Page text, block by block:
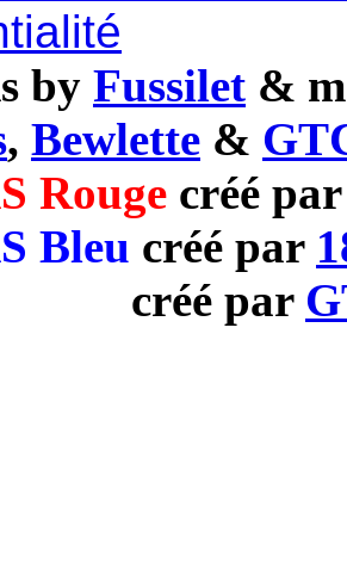
by Fussilet &
, Bewlette &
Rouge créé
Bleu créé par
créé par